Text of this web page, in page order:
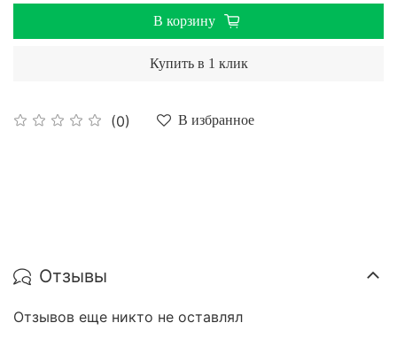
(0) В избранное
В корзину
Купить в 1 клик
Отзывы
Отзывов еще никто не оставлял